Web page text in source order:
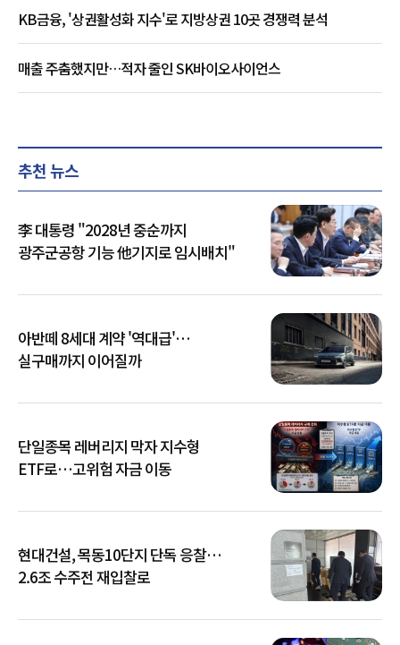
KB금융, '상권활성화 지수'로 지방상권 10곳 경쟁력 분석
매출 주춤했지만…적자 줄인 SK바이오사이언스
추천 뉴스
李 대통령 "2028년 중순까지
광주군공항 기능 他기지로 임시배치"
아반떼 8세대 계약 '역대급'…
실구매까지 이어질까
단일종목 레버리지 막자 지수형
ETF로…고위험 자금 이동
현대건설, 목동10단지 단독 응찰…
2.6조 수주전 재입찰로